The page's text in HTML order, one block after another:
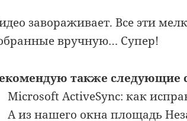
завораживает. Все эти
вручную… Супер!
также следующие
Microsoft ActiveSync: как
А из нашего окна площадь